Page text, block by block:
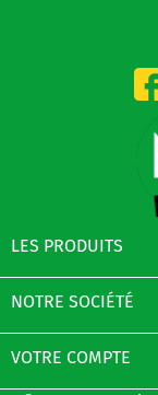
LES PRODUITS
NOTRE SOCIÉTÉ
VOTRE COMPTE